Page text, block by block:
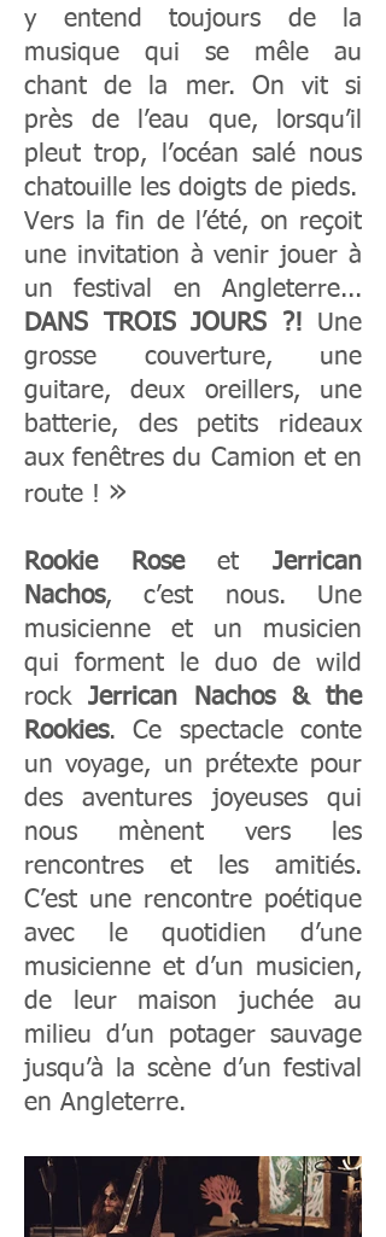
y entend toujours de la
musique qui se mêle au
chant de la mer. On vit si
près de l’eau que, lorsqu’il
pleut trop, l’océan salé nous
chatouille les doigts de pieds.
Vers la fin de l’été, on reçoit
une invitation à venir jouer à
un festival en Angleterre...
DANS TROIS JOURS ?! Une
grosse couverture, une
guitare, deux oreillers, une
batterie, des petits rideaux
aux fenêtres du Camion et en
route ! »
Rookie RoseetJerrican
Nachos, c’est nous. Une
musicienne et un musicien
qui forment le duo de wild
rock Jerrican Nachos & the
Rookies. Ce spectacle conte
un voyage, un prétexte pour
des aventures joyeuses qui
nous mènent vers les
rencontres et les amitiés.
C’est une rencontre poétique
avec le quotidien d’une
musicienne et d’un musicien,
de leur maison juchée au
milieu d’un potager sauvage
jusqu’à la scène d’un festival
en Angleterre.